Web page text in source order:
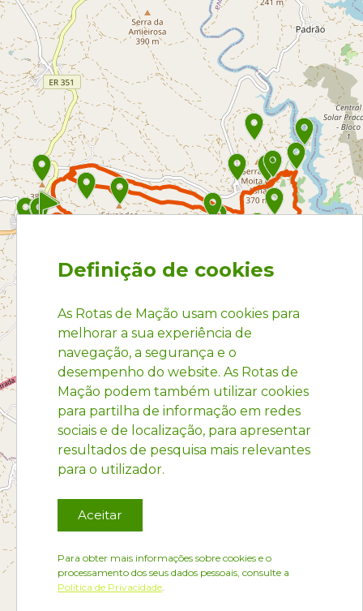
Definição de cookies
As Rotas de Mação usam cookies para
melhorar a sua experiência de
navegação, a segurança e o
desempenho do website. As Rotas de
Mação podem também utilizar cookies
para partilha de informação em redes
sociais e de localização, para apresentar
resultados de pesquisa mais relevantes
para o utilizador.
Aceitar
Para obter mais informações sobre cookies e o
processamento dos seus dados pessoais, consulte a
Política de Privacidade.